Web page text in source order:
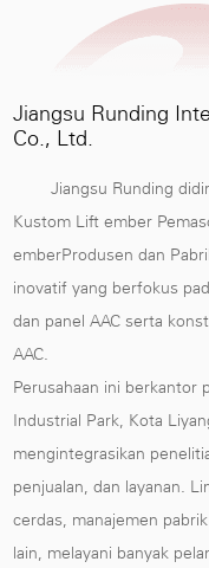
Jiangsu Runding
Co., Ltd.
Jiangsu Runding
Kustom Lift ember
emberProdusen dan
inovatif yang berfokus
dan panel AAC serta
AAC.
Perusahaan ini berkantor
Industrial Park, Kota
mengintegrasikan
penjualan, dan layanan.
cerdas, manajemen
lain, melayani banyak